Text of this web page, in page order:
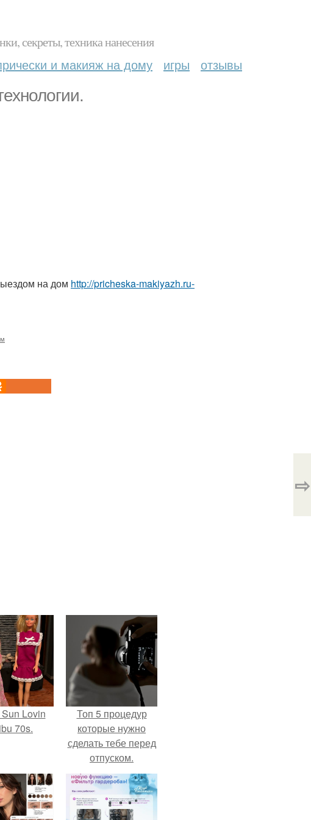
секреты, техника нанесения
и макияж на дому игры отзывы
на дом http://pricheska-makiyazh.ru-
⇨
Lovin
70s.
Топ 5 процедур
которые нужно
сделать тебе перед
отпуском.